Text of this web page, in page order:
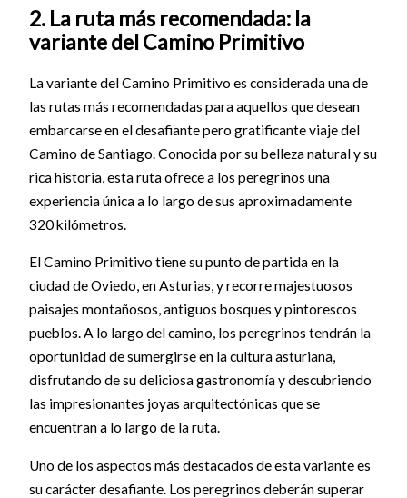
2. La ruta más recomendada: la
variante del Camino Primitivo
La variante del Camino Primitivo es considerada una de
las rutas más recomendadas para aquellos que desean
embarcarse en el desafiante pero gratificante viaje del
Camino de Santiago. Conocida por su belleza natural y su
rica historia, esta ruta ofrece a los peregrinos una
experiencia única a lo largo de sus aproximadamente
320 kilómetros.
El Camino Primitivo tiene su punto de partida en la
ciudad de Oviedo, en Asturias, y recorre majestuosos
paisajes montañosos, antiguos bosques y pintorescos
pueblos. A lo largo del camino, los peregrinos tendrán la
oportunidad de sumergirse en la cultura asturiana,
disfrutando de su deliciosa gastronomía y descubriendo
las impresionantes joyas arquitectónicas que se
encuentran a lo largo de la ruta.
Uno de los aspectos más destacados de esta variante es
su carácter desafiante. Los peregrinos deberán superar